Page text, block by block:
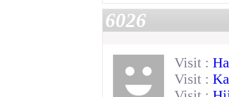
6026
Visit :
Visit :